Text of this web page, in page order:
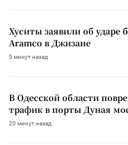
Хуситы заявили об
Aramco в Джизане
5 минут назад
В Одесской области
трафик в порты Дуная
20 минут назад